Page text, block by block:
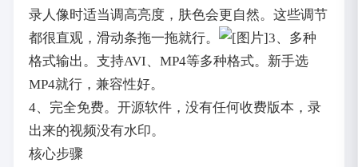
录人像时适当调高亮度，肤色会更自然。这些调节
都很直观，滑动条拖一拖就行。
3、多种
格式输出。支持AVI、MP4等多种格式。新手选
MP4就行，兼容性好。
4、完全免费。开源软件，没有任何收费版本，录
出来的视频没有水印。
核心步骤